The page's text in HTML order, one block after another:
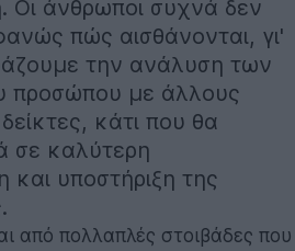
Οι άνθρωποι συχνά δεν
πώς αισθάνονται, γι'
την ανάλυση των
προσώπου με άλλους
κάτι που θα
σε καλύτερη
υποστήριξη της
από πολλαπλές στοιβάδες που